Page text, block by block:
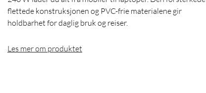
flettede konstruksjonen og PVC-frie materialene gir
holdbarhet for daglig bruk og reiser.
Les mer om produktet